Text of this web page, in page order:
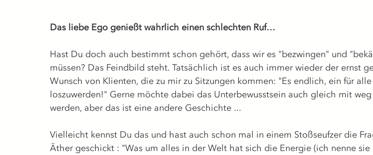
Das liebe Ego genießt wahrlich einen schlechten Ruf…
Hast Du doch auch bestimmt schon gehört, dass wir es "bezwingen" und
müssen? Das Feindbild steht. Tatsächlich ist es auch immer wieder der ernst
Wunsch von Klienten, die zu mir zu Sitzungen kommen: "Es endlich, ein für
loszuwerden!" Gerne möchte dabei das Unterbewusstsein auch gleich mit
werden, aber das ist eine andere Geschichte ...
Vielleicht kennst Du das und hast auch schon mal in einem Stoßseufzer die
Äther geschickt : "Was um alles in der Welt hat sich die Energie (ich nenne sie